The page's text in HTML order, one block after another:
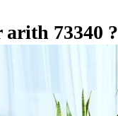
arith 73340 ?